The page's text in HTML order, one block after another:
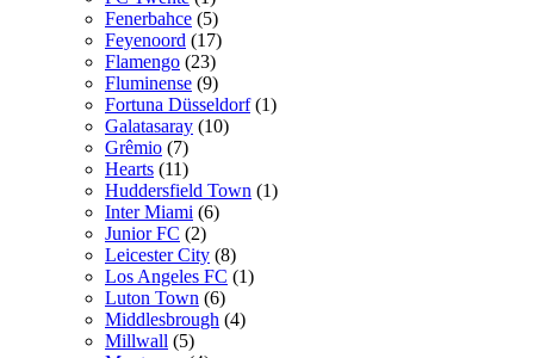
Fenerbahce (5)
Feyenoord (17)
Flamengo (23)
Fluminense (9)
Fortuna Düsseldorf (1)
Galatasaray (10)
Grêmio (7)
Hearts (11)
Huddersfield Town (1)
Inter Miami (6)
Junior FC (2)
Leicester City (8)
Los Angeles FC (1)
Luton Town (6)
Middlesbrough (4)
Millwall (5)